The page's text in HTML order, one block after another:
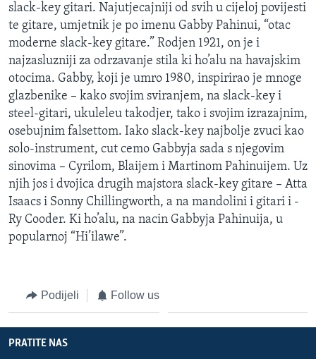
slack-key gitari. Najutjecajniji od svih u cijeloj povijesti
te gitare, umjetnik je po imenu Gabby Pahinui, “otac
moderne slack-key gitare.” Rodjen 1921, on je i
najzasluzniji za odrzavanje stila ki ho’alu na havajskim
otocima. Gabby, koji je umro 1980, inspirirao je mnoge
glazbenike – kako svojim sviranjem, na slack-key i
steel-gitari, ukuleleu takodjer, tako i svojim izrazajnim,
osebujnim falsettom. Iako slack-key najbolje zvuci kao
solo-instrument, cut cemo Gabbyja sada s njegovim
sinovima – Cyrilom, Blaijem i Martinom Pahinuijem. Uz
njih jos i dvojica drugih majstora slack-key gitare – Atta
Isaacs i Sonny Chillingworth, a na mandolini i gitari i -
Ry Cooder. Ki ho’alu, na nacin Gabbyja Pahinuija, u
popularnoj “Hi’ilawe”.
Podijeli Follow us
PRATITE NAS